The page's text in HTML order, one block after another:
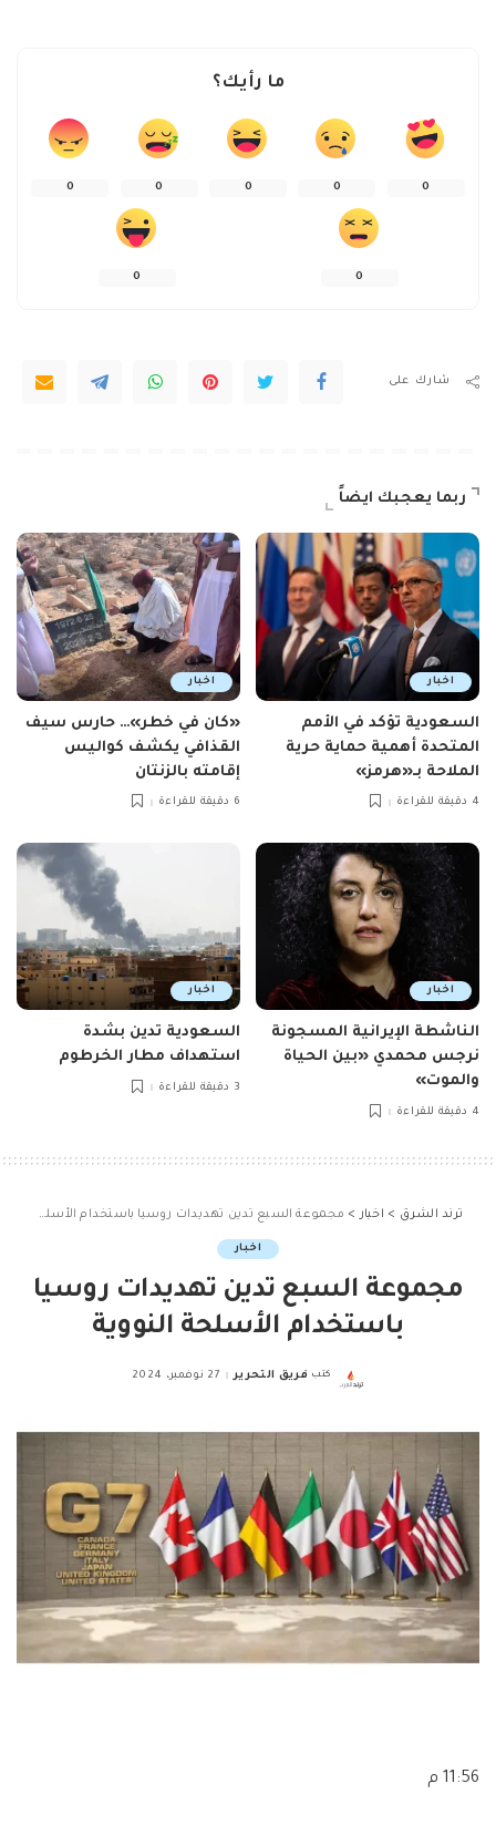
ما رأيك؟
0
0
0
0
0
0
0
شارك على
ربما يعجبك ايضاً
اخبار
السعودية تؤكد في الأمم
المتحدة أهمية حماية حرية
الملاحة بـ«هرمز»
4 دقيقة للقراءة
اخبار
«كان في خطر»… حارس سيف
القذافي يكشف كواليس
إقامته بالزنتان
6 دقيقة للقراءة
اخبار
الناشطة الإيرانية المسجونة
نرجس محمدي «بين الحياة
والموت»
4 دقيقة للقراءة
اخبار
السعودية تدين بشدة
استهداف مطار الخرطوم
3 دقيقة للقراءة
ترند الشرق > اخبار > مجموعة السبع تدين تهديدات روسيا باستخدام الأسلحة النووية
اخبار
مجموعة السبع تدين تهديدات روسيا
باستخدام الأسلحة النووية
Posted
كتب فريق التحرير 27 نوفمبر، 2024
11:56 م